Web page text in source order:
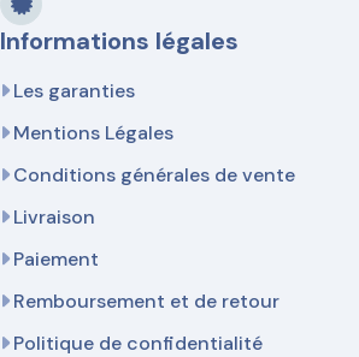
Informations légales
Les garanties
Mentions Légales
Conditions générales de vente
Livraison
Paiement
Remboursement et de retour
Politique de confidentialité